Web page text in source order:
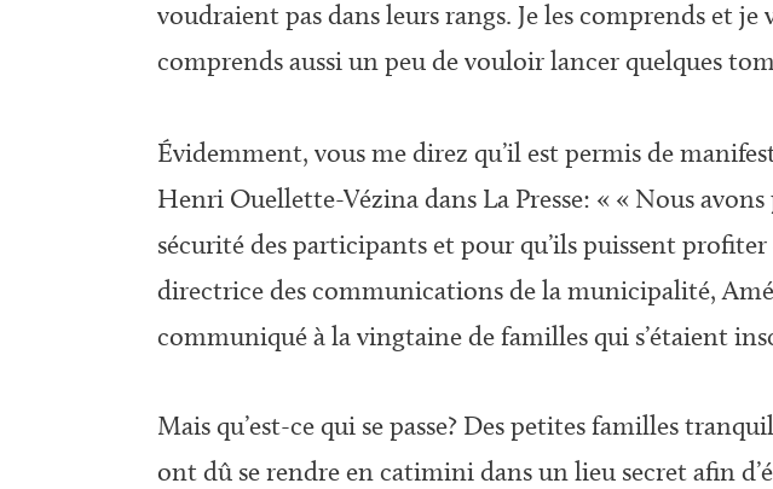
voudraient pas dans leurs rangs. Je les comprends et
comprends aussi un peu de vouloir lancer quelques
Évidemment, vous me direz qu’il est permis de
Henri Ouellette-Vézina dans La Presse: « « Nous
sécurité des participants et pour qu’ils puissent
directrice des communications de la municipalité,
communiqué à la vingtaine de familles qui s’étaient
Mais qu’est-ce qui se passe? Des petites familles
ont dû se rendre en catimini dans un lieu secret afin